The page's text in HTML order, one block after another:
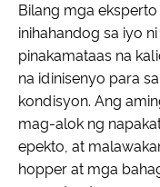
Bilang mga
inihahandog sa iyo
pinakamataas na
na idinisenyo para
kondisyon. Ang
mag-alok ng
epekto, at
hopper at mga